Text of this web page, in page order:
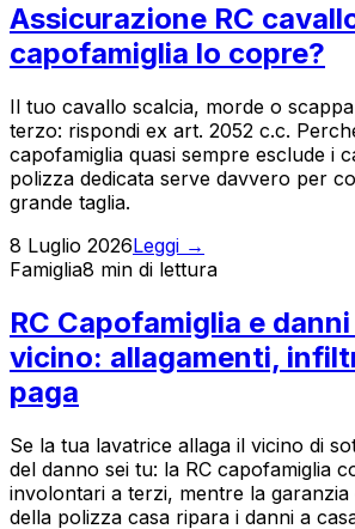
Assicurazione RC
capofamiglia lo copre?
Il tuo cavallo scalcia, morde o
terzo: rispondi ex art. 2052 c.c.
capofamiglia quasi sempre esclude i
polizza dedicata serve davvero per
grande taglia.
8 Luglio 2026Leggi →
Famiglia8 min di lettura
RC Capofamiglia e
vicino: allagamenti,
paga
Se la tua lavatrice allaga il vicino di
del danno sei tu: la RC capofamiglia
involontari a terzi, mentre la garanzia
della polizza casa ripara i danni a